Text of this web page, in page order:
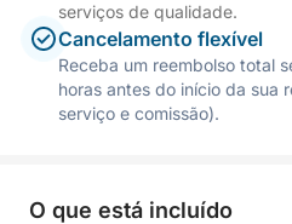
serviços de qualidade.
Cancelamento flexível
Receba um reembolso total
horas antes do início da sua
serviço e comissão).
O que está incluído